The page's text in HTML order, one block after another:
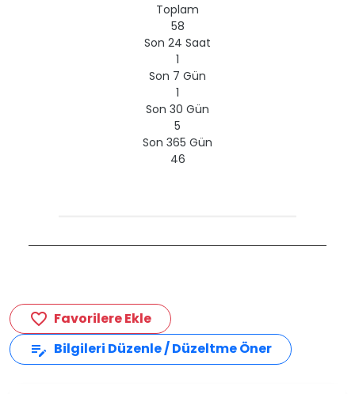
Toplam
58
Son 24 Saat
1
Son 7 Gün
1
Son 30 Gün
5
Son 365 Gün
46
favorite_border Favorilere Ekle
edit_note Bilgileri Düzenle / Düzeltme Öner